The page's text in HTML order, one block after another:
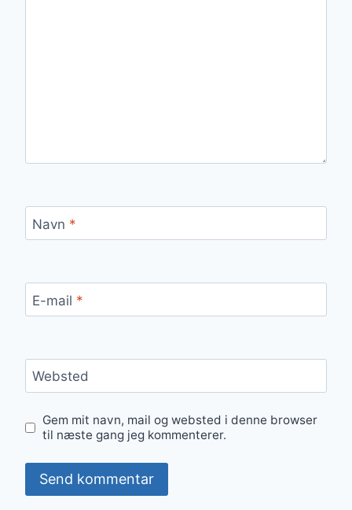
Navn *
E-mail *
Websted
Gem mit navn, mail og websted i denne browser
til næste gang jeg kommenterer.